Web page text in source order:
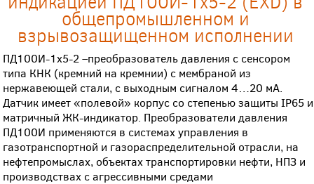
общепромышленном и
взрывозащищенном исполнении
ПД100И-1х5-2 –преобразователь давления с сенсором
типа КНК (кремний на кремнии) с мембраной из
нержавеющей стали, с выходным сигналом 4…20 мА.
Датчик имеет «полевой» корпус со степенью защиты IP65 и
матричный ЖК-индикатор. Преобразователи давления
ПД100И применяются в системах управления в
газотранспортной и газораспределительной отрасли, на
нефтепромыслах, объектах транспортировки нефти, НПЗ и
производствах с агрессивными средами